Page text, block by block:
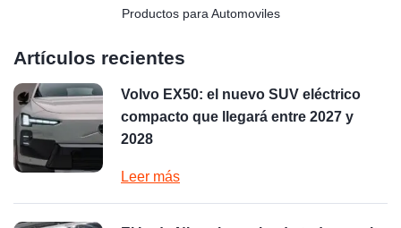
Productos para Automoviles
Artículos recientes
Volvo EX50: el nuevo SUV eléctrico
compacto que llegará entre 2027 y
2028
Leer más